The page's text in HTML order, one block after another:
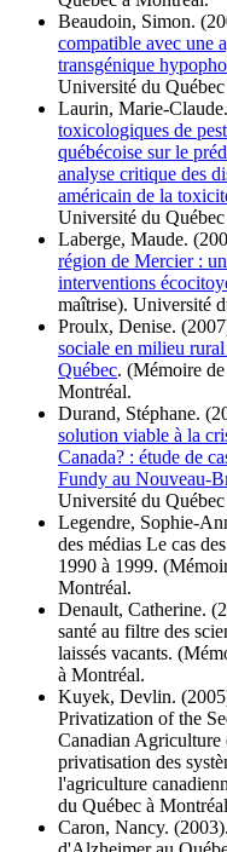
Beaudoin, Simon.
compatible avec une
transgénique
Université du
Laurin, Marie-
toxicologiques de
québécoise sur le
analyse critique des
américain de la
Université du
Laberge, Maude.
région de Mercier :
interventions
maîtrise). Université
Proulx, Denise.
sociale en milieu
Québec. (Mémoire
Montréal.
Durand, Stéphane.
solution viable à la
Canada? : étude de
Fundy au Nouveau-
Université du
Legendre, Sophie-
des médias Le cas
1990 à 1999.
Montréal.
Denault, Catherine.
santé au filtre des
laissés vacants.
à Montréal.
Kuyek, Devlin.
Privatization of the
Canadian Agriculture
privatisation des
l'agriculture
du Québec à
Caron, Nancy.